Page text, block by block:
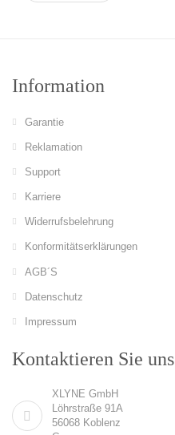
Information
Garantie
Reklamation
Support
Karriere
Widerrufsbelehrung
Konformitätserklärungen
AGB´S
Datenschutz
Impressum
Kontaktieren Sie uns
XLYNE GmbH
Löhrstraße 91A
56068 Koblenz